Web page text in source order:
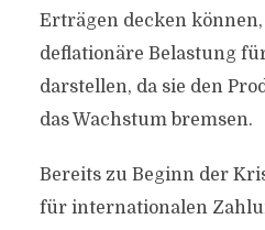
Erträgen decken
deflationäre Belastung
darstellen, da sie den
das Wachstum bremsen.
Bereits zu Beginn der
für internationalen